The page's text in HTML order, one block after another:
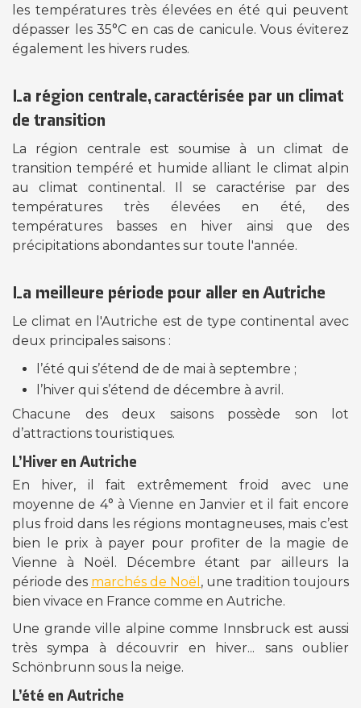
les températures très élevées en été qui peuvent
dépasser les 35°C en cas de canicule. Vous éviterez
également les hivers rudes.
La région centrale, caractérisée par un climat
de transition
La région centrale est soumise à un climat de
transition tempéré et humide alliant le climat alpin
au climat continental. Il se caractérise par des
températures très élevées en été, des
températures basses en hiver ainsi que des
précipitations abondantes sur toute l'année.
La meilleure période pour aller en Autriche
Le climat en l'Autriche est de type continental avec
deux principales saisons :
l’été qui s’étend de de mai à septembre ;
l’hiver qui s’étend de décembre à avril.
Chacune des deux saisons possède son lot
d’attractions touristiques.
L’Hiver en Autriche
En hiver, il fait extrêmement froid avec une
moyenne de 4° à Vienne en Janvier et il fait encore
plus froid dans les régions montagneuses, mais c’est
bien le prix à payer pour profiter de la magie de
Vienne à Noël. Décembre étant par ailleurs la
période des marchés de Noël , une tradition toujours
bien vivace en France comme en Autriche.
Une grande ville alpine comme Innsbruck est aussi
très sympa à découvrir en hiver... sans oublier
Schönbrunn sous la neige.
L’été en Autriche